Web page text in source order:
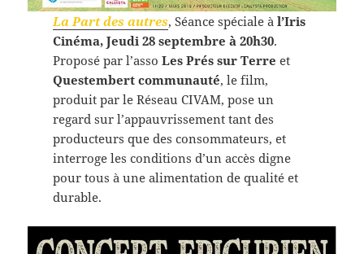
La Part des autres, Séance spéciale à l’Iris
Cinéma, Jeudi 28 septembre à 20h30.
Proposé par l’asso Les Prés sur Terre et
Questembert communauté, le film,
produit par le Réseau CIVAM, pose un
regard sur l’appauvrissement tant des
producteurs que des consommateurs, et
interroge les conditions d’un accès digne
pour tous à une alimentation de qualité et
durable.